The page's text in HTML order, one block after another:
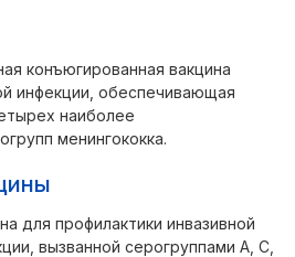
конъюгированная вакцина
инфекции, обеспечивающая
наиболее
менингококка.
для профилактики инвазивной
вызванной серогруппами A, C,